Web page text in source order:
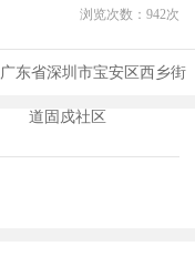
浏览次数： 942次
广东省深圳市宝安区西乡街
道固戍社区